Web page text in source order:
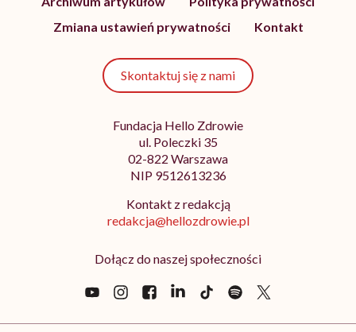
Zmiana ustawień prywatności
Kontakt
Skontaktuj się z nami
Fundacja Hello Zdrowie
ul. Poleczki 35
02-822 Warszawa
NIP 9512613236
Kontakt z redakcją
redakcja@hellozdrowie.pl
Dołącz do naszej społeczności